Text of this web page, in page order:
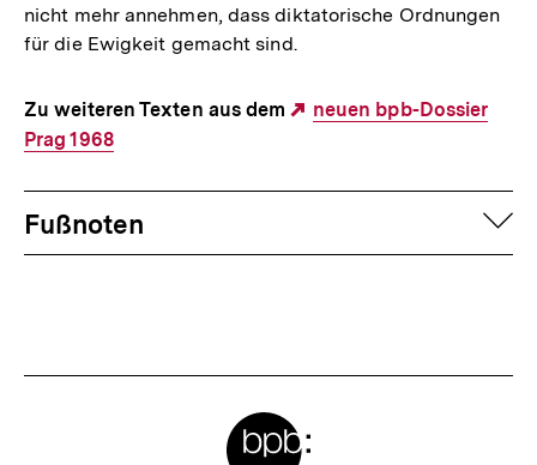
nicht mehr annehmen, dass diktatorische Ordnungen
für die Ewigkeit gemacht sind.
Zu weiteren Texten aus dem
Externer
neuen bpb-Dossier
Prag 1968
Fussnoten
Fußnoten